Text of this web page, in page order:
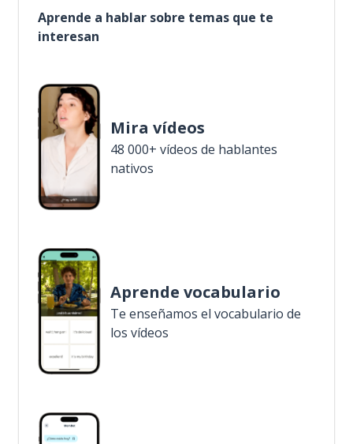
Aprende a hablar sobre temas que te
interesan
Mira vídeos
48 000+ vídeos de hablantes
nativos
Aprende vocabulario
Te enseñamos el vocabulario de
los vídeos